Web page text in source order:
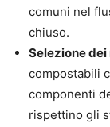
comuni nel
chiuso.
Selezione
compostabili
componenti
rispettino gli